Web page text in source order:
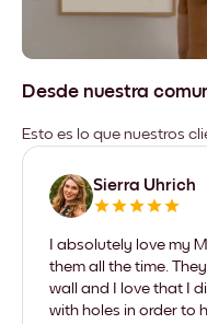
Desde nuestra
Esto es lo que nuestros
Sierra Uhrich
I absolutely love my
them all the time.
wall and I love that I
with holes in order to